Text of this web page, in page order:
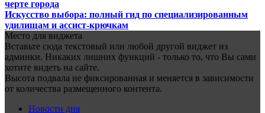
черте города
Искусство выбора: полный гид по специализированным
удилищам и ассист-крючкам
Место для виджета
Вставьте сюда текстовый или любой другой виджет из
админки. Никаких лишних функций - только то, что Вы сами
хотите видеть на сайте.
Высота подвала не фиксированная и меняется в зависимости
от количества размещенного контента.
Новости дня